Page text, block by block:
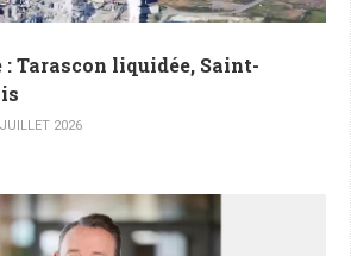
: Tarascon liquidée, Saint-
2026